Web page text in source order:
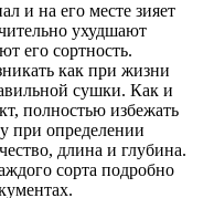
и на его месте зияет
ухудшают
его сортность.
как при жизни
сушки. Как и
полностью избежать
при определении
длина и глубина.
сорта подробно